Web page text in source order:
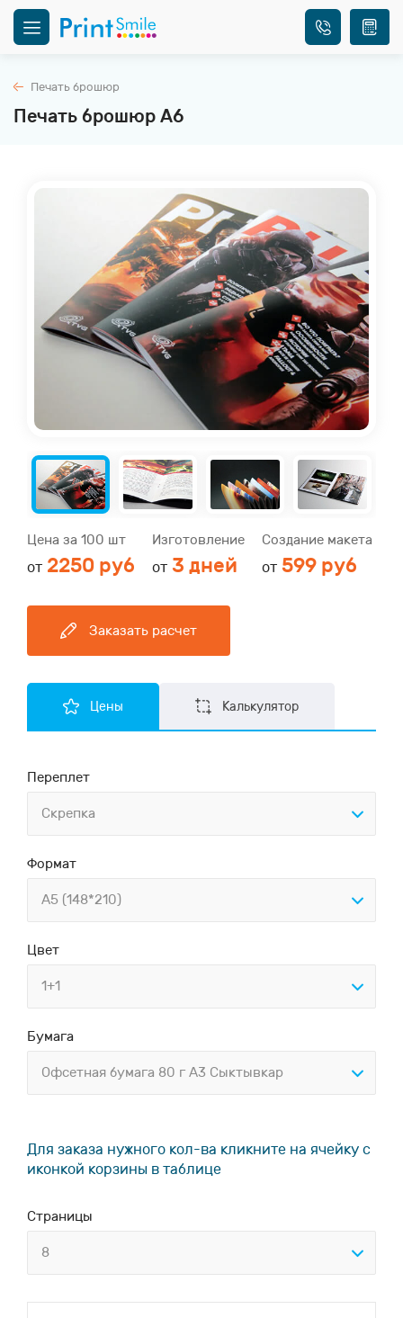
Печать брошюр
Печать брошюр А6
Цена за 100 шт
от 2250 руб
Изготовление
от 3 дней
Создание макета
от 599 руб
Заказать расчет
Цены Калькулятор
Переплет
Скрепка
Формат
А5 (148*210)
Цвет
1+1
Бумага
Офсетная бумага 80 г А3 Сыктывкар
Для заказа нужного кол-ва кликните на ячейку с
иконкой корзины в таблице
Страницы
8